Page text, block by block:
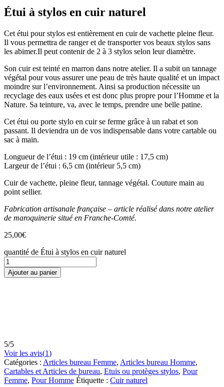
Étui à stylos en cuir naturel
Cet étui pour stylos est entièrement en cuir de vachette pleine fleur.
Il vous permettra de ranger et de transporter vos beaux stylos sans
les abimer.Il peut contenir de 2 à 3 stylos selon leur diamètre.
Son cuir est teinté en marron dans notre atelier. Il a subit un tannage
végétal pour vous assurer une peau de très haute qualité et un impact
moindre sur l’environnement. Ainsi sa production nécessite un
recyclage des eaux usées et est donc plus propre pour l’Homme et la
Nature. Sa teinture, va, avec le temps, prendre une belle patine.
Cet étui ou porte stylo en cuir se ferme grâce à un rabat et son
passant. Il deviendra un de vos indispensable dans votre cartable ou
sac à main.
Longueur de l’étui : 19 cm (intérieur utile : 17,5 cm)
Largeur de l’étui : 6,5 cm (intérieur 5,5 cm)
Cuir de vachette, pleine fleur, tannage végétal. Couture main au
point sellier.
Fabrication artisanale française – article réalisé dans notre atelier
de maroquinerie situé en Franche-Comté.
25,00€
quantité de Étui à stylos en cuir naturel
Ajouter au panier
5/5
Voir les avis(1)
Catégories : Articles bureau Femme, Articles bureau Homme,
Cartables et Articles de bureau, Etuis ou protèges stylos, Pour
Femme, Pour Homme Étiquette : Cuir naturel